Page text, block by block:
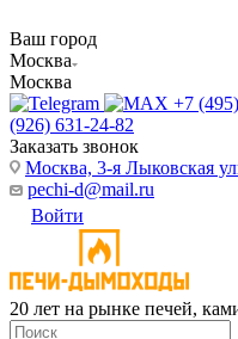
Ваш город
Москва
Москва
+7
(926) 631-24-82
Заказать звонок
Москва, 3-я Лыковская
pechi-d@mail.ru
Войти
20 лет на рынке печей,